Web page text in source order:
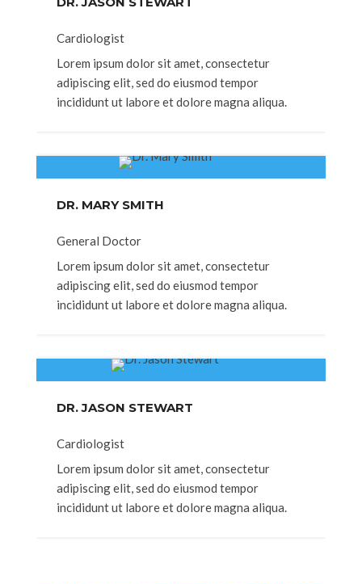
Cardiologist
Lorem ipsum dolor sit amet, consectetur
adipiscing elit, sed do eiusmod tempor
incididunt ut labore et dolore magna aliqua.
DR. MARY SMITH
General Doctor
Lorem ipsum dolor sit amet, consectetur
adipiscing elit, sed do eiusmod tempor
incididunt ut labore et dolore magna aliqua.
DR. JASON STEWART
Cardiologist
Lorem ipsum dolor sit amet, consectetur
adipiscing elit, sed do eiusmod tempor
incididunt ut labore et dolore magna aliqua.